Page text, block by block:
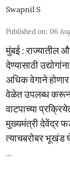
Swapnil S
Published on: 06
मुंबई : राज्यातील
देण्यासाठी
अधिक वेगाने
वेळेत उपलब्ध करून
वाटपाच्या
मुख्यमंत्री देवेंद्र
त्याचबरोबर भूखंड
...